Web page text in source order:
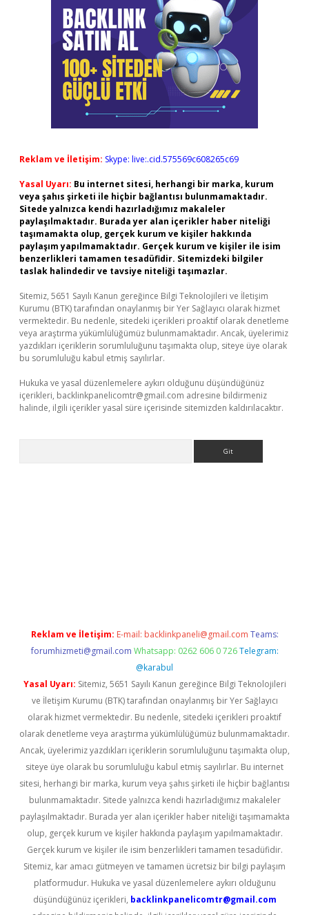
Reklam ve İletişim: Skype: live:.cid.575569c608265c69
Yasal Uyarı: Bu internet sitesi, herhangi bir marka, kurum
veya şahıs şirketi ile hiçbir bağlantısı bulunmamaktadır.
Sitede yalnızca kendi hazırladığımız makaleler
paylaşılmaktadır. Burada yer alan içerikler haber niteliği
taşımamakta olup, gerçek kurum ve kişiler hakkında
paylaşım yapılmamaktadır. Gerçek kurum ve kişiler ile isim
benzerlikleri tamamen tesadüfidir. Sitemizdeki bilgiler
taslak halindedir ve tavsiye niteliği taşımazlar.
Sitemiz, 5651 Sayılı Kanun gereğince Bilgi Teknolojileri ve İletişim
Kurumu (BTK) tarafından onaylanmış bir Yer Sağlayıcı olarak hizmet
vermektedir. Bu nedenle, sitedeki içerikleri proaktif olarak denetleme
veya araştırma yükümlülüğümüz bulunmamaktadır. Ancak, üyelerimiz
yazdıkları içeriklerin sorumluluğunu taşımakta olup, siteye üye olarak
bu sorumluluğu kabul etmiş sayılırlar.
Hukuka ve yasal düzenlemelere aykırı olduğunu düşündüğünüz
içerikleri, backlinkpanelicomtr@gmail.com adresine bildirmeniz
halinde, ilgili içerikler yasal süre içerisinde sitemizden kaldırılacaktır.
Reklam ve İletişim: E-mail: backlinkpaneli@gmail.com Teams:
forumhizmeti@gmail.com Whatsapp: 0262 606 0 726 Telegram:
@karabul
Yasal Uyarı: Sitemiz, 5651 Sayılı Kanun gereğince Bilgi Teknolojileri
ve İletişim Kurumu (BTK) tarafından onaylanmış bir Yer Sağlayıcı
olarak hizmet vermektedir. Bu nedenle, sitedeki içerikleri proaktif
olarak denetleme veya araştırma yükümlülüğümüz bulunmamaktadır.
Ancak, üyelerimiz yazdıkları içeriklerin sorumluluğunu taşımakta olup,
siteye üye olarak bu sorumluluğu kabul etmiş sayılırlar. Bu internet
sitesi, herhangi bir marka, kurum veya şahıs şirketi ile hiçbir bağlantısı
bulunmamaktadır. Sitede yalnızca kendi hazırladığımız makaleler
paylaşılmaktadır. Burada yer alan içerikler haber niteliği taşımamakta
olup, gerçek kurum ve kişiler hakkında paylaşım yapılmamaktadır.
Gerçek kurum ve kişiler ile isim benzerlikleri tamamen tesadüfidir.
Sitemiz, kar amacı gütmeyen ve tamamen ücretsiz bir bilgi paylaşım
platformudur. Hukuka ve yasal düzenlemelere aykırı olduğunu
düşündüğünüz içerikleri, backlinkpanelicomtr@gmail.com